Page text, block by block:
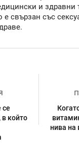
и здравни
е свързан със
се
в който
нива на